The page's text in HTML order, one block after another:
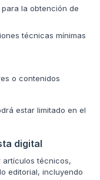
la obtención de
técnicas mínimas
o contenidos
estar limitado en el
digital
artículos técnicos,
editorial, incluyendo